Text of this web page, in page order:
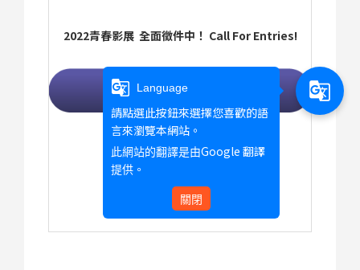
2022青春影展 全面徵件中！ Call For Entries!
聯絡資訊
Email：
Tel：07-551-1211#3022
g_translate Language
請點選此按鈕來選擇您喜歡的語
言來瀏覽本網站。
此網站的翻譯是由Google 翻譯
提供。
關閉
g_translate